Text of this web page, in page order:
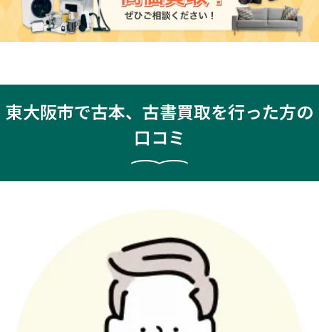
東大阪市で古本、古書買取を行った方の
口コミ